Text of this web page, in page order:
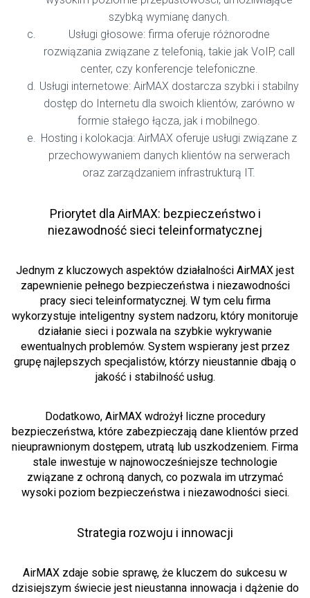
szybką wymianę danych.
Usługi głosowe: firma oferuje różnorodne
rozwiązania związane z telefonią, takie jak VoIP, call
center, czy konferencje telefoniczne.
Usługi internetowe: AirMAX dostarcza szybki i stabilny
dostęp do Internetu dla swoich klientów, zarówno w
formie stałego łącza, jak i mobilnego.
Hosting i kolokacja: AirMAX oferuje usługi związane z
przechowywaniem danych klientów na serwerach
oraz zarządzaniem infrastrukturą IT.
Priorytet dla AirMAX: bezpieczeństwo i
niezawodność sieci teleinformatycznej
Jednym z kluczowych aspektów działalności AirMAX jest
zapewnienie pełnego bezpieczeństwa i niezawodności
pracy sieci teleinformatycznej. W tym celu firma
wykorzystuje inteligentny system nadzoru, który monitoruje
działanie sieci i pozwala na szybkie wykrywanie
ewentualnych problemów. System wspierany jest przez
grupę najlepszych specjalistów, którzy nieustannie dbają o
jakość i stabilność usług.
Dodatkowo, AirMAX wdrożył liczne procedury
bezpieczeństwa, które zabezpieczają dane klientów przed
nieuprawnionym dostępem, utratą lub uszkodzeniem. Firma
stale inwestuje w najnowocześniejsze technologie
związane z ochroną danych, co pozwala im utrzymać
wysoki poziom bezpieczeństwa i niezawodności sieci.
Strategia rozwoju i innowacji
AirMAX zdaje sobie sprawę, że kluczem do sukcesu w
dzisiejszym świecie jest nieustanna innowacja i dążenie do